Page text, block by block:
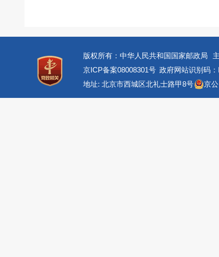
版权所有：中华人民共和国国家邮政局
京ICP备案08008301号 政府网站识别码
地址: 北京市西城区北礼士路甲8号
京